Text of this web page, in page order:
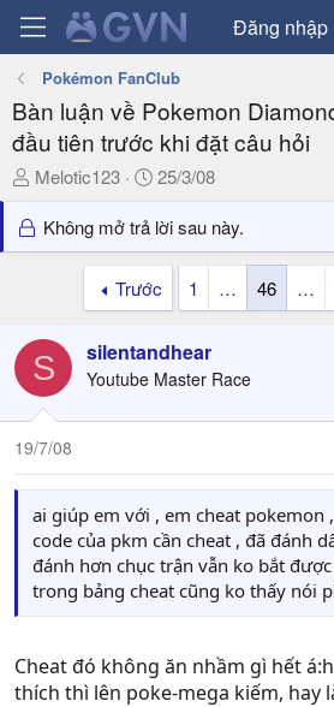
Đăng nhập
Pokémon FanClub
Bàn luận về Pokemon
đầu tiên trước khi đặt câu hỏi
T
r
e
t
a
r
e
r
Melotic123
N
à
y
ử
25/3/08
Không mở trả lời sau này.
Trước 1 … 46 …
S silentandhear
Youtube Master Race
19/7/08
ai giúp em với , em cheat pokemon
code của pkm cần cheat , đã đánh
đánh hơn chục trận vẫn ko bắt
trong bảng cheat cũng ko thấy nói
Cheat đó không ăn nhầm gì hết
thích thì lên poke-mega kiếm, hay